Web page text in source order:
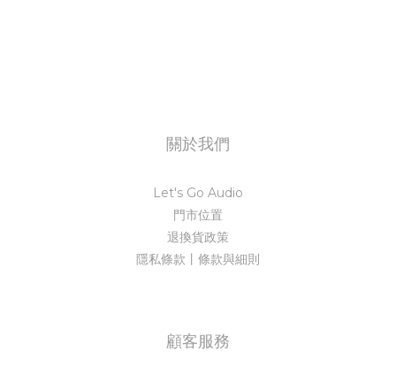
關於我們
Let's Go Audio
門市位置
退換貨政策
隱私條款丨條款與細則
顧客服務